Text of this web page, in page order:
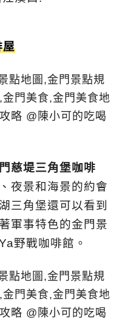
屋
慈堤三角堡咖啡
夜景和海景的約會
三角堡還可以看到
軍事特色的金門景
野戰咖啡館。